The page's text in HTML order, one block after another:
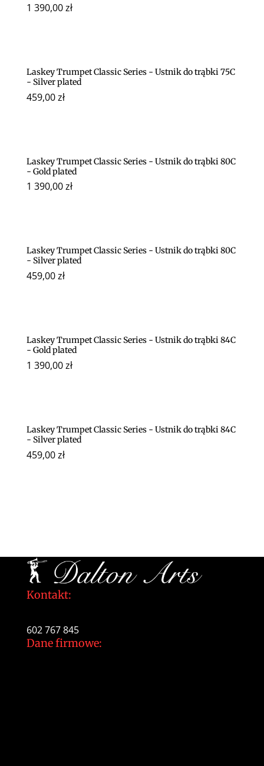
1 390,00zł
Laskey Trumpet Classic Series - Ustnik do trąbki 75C
- Silver plated
459,00zł
Laskey Trumpet Classic Series - Ustnik do trąbki 80C
- Gold plated
1 390,00zł
Laskey Trumpet Classic Series - Ustnik do trąbki 80C
- Silver plated
459,00zł
Laskey Trumpet Classic Series - Ustnik do trąbki 84C
- Gold plated
1 390,00zł
Laskey Trumpet Classic Series - Ustnik do trąbki 84C
- Silver plated
459,00zł
Kontakt:
602 767 845
Dane firmowe: